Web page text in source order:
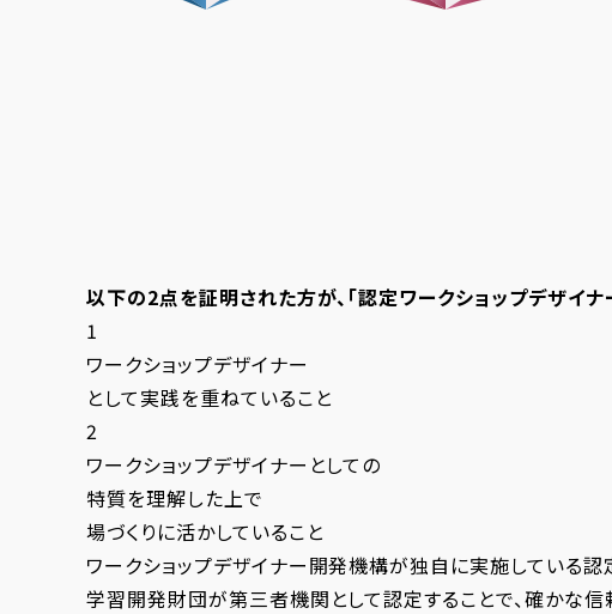
以下の2点を証明された方が、 「認定ワークショップデザイナ
1
ワークショップデザイナー
として実践を重ねていること
2
ワークショップデザイナーとしての
特質を理解した上で
場づくりに活かしていること
ワークショップデザイナー開発機構が独自に実施している
学習開発財団が第三者機関として認定することで、確かな信